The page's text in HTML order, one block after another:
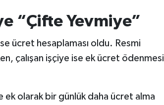
“Çifte Yevmiye”
ücret hesaplaması oldu. Resmi
çalışan işçiye ise ek ücret ödenmesi
ek olarak bir günlük daha ücret alma